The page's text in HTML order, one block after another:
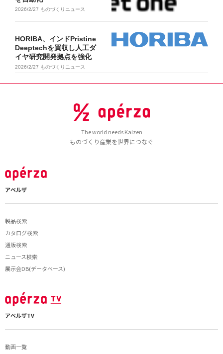
2026/2/27 ものづくりニュース
HORIBA、インドPristine
Deeptechを買収し人工ダ
イヤ研究開発拠点を強化
2026/2/27 ものづくりニュース
The world needs Kaizen
ものづくり産業を世界につなぐ
アペルザ
製品検索
カタログ検索
通販検索
ニュース検索
展示会DB(データベース)
アペルザTV
動画一覧